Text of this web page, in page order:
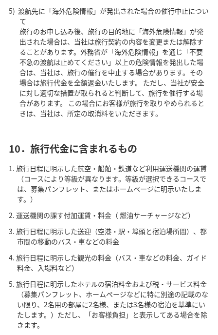
渡航先に「海外危険情報」が発出された場合の催行中止につい
て
旅行のお申し込み後、旅行の目的地に「海外危険情報」が発
出された場合は、当社は旅行契約の内容を変更または解除す
ることがあります。外務省が「海外危険情報」を通じ「不要
不急の渡航は止めてください」以上の危険情報を発出した場
合は、当社は、旅行の催行を中止する場合があります。その
場合は旅行代金を全額返金いたします。 ただし、当社が安全
に対し適切な措置が取られると判断して、旅行を催行する場
合があります。 この場合にお客様が旅行を取りやめられると
きは、当社は、所定の取消料をいただきます。
10．旅行代金に含まれるもの
旅行日程に明示した航空・船舶・鉄道など利用運送機関の運賃
（コースにより等級が異なります。等級が選択できるコースで
は、募集パンフレット、またはホームページに明示いたしま
す。）
運送機関の課す付加運賃・料金（ 燃油サーチャージなど）
旅行日程に明示した送迎（空港・駅・埠頭と宿泊場所間）、都
市間の移動のバス・車などの料金
旅行日程に明示した観光の料金（バス・車などの料金、ガイド
料金、入場料など）
旅行日程に明示したホテルの宿泊料金および税・サービス料金
（募集パンフレット、ホームページなどに特に別途の記載のな
い限り、2名用の部屋に2名様、または3名様の宿泊を基準にい
たします。）ただし、「お客様負担」と表示してある場合を除
きます。